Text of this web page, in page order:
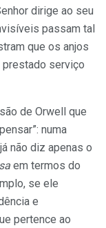
dirige ao seu
passam tal
que os anjos
serviço
de Orwell que
numa
não diz apenas o
em termos do
se ele
e
pertence ao